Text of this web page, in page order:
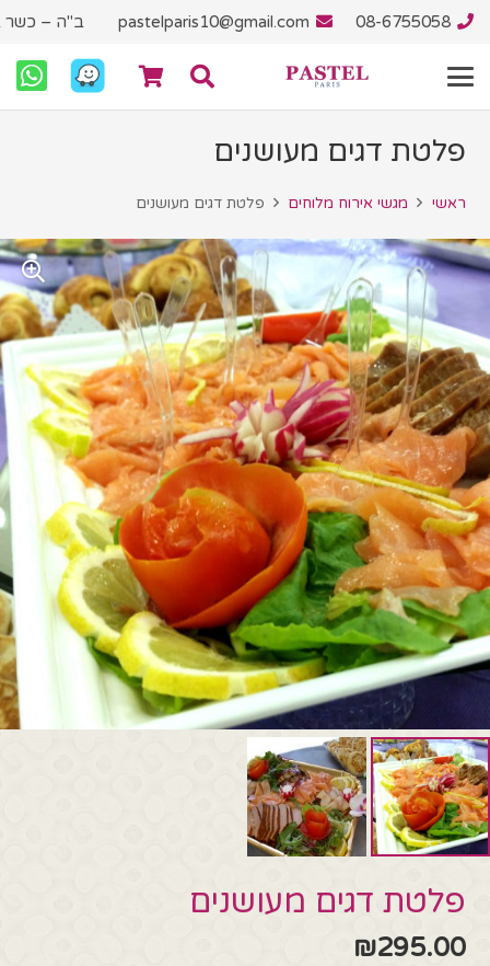
08-6755058
pastelparis10@gmail.com ב"ה – כשר
פלטת דגים מעושנים
ראשי מגשי אירוח מלוחים פלטת דגים מעושנים
פלטת דגים מעושנים
₪295.00